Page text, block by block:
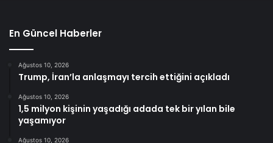
En Güncel Haberler
Ağustos 10, 2026
Trump, İran’la anlaşmayı tercih ettiğini açıkladı
Ağustos 10, 2026
1,5 milyon kişinin yaşadığı adada tek bir yılan bile
yaşamıyor
Ağustos 10, 2026